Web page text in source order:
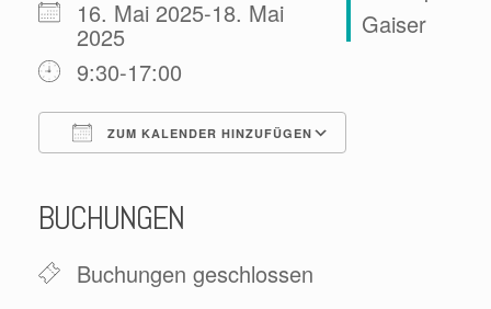
16. Mai 2025-18. Mai
2025
9:30-17:00
ZUM KALENDER HINZUFÜGEN
BUCHUNGEN
Buchungen geschlossen